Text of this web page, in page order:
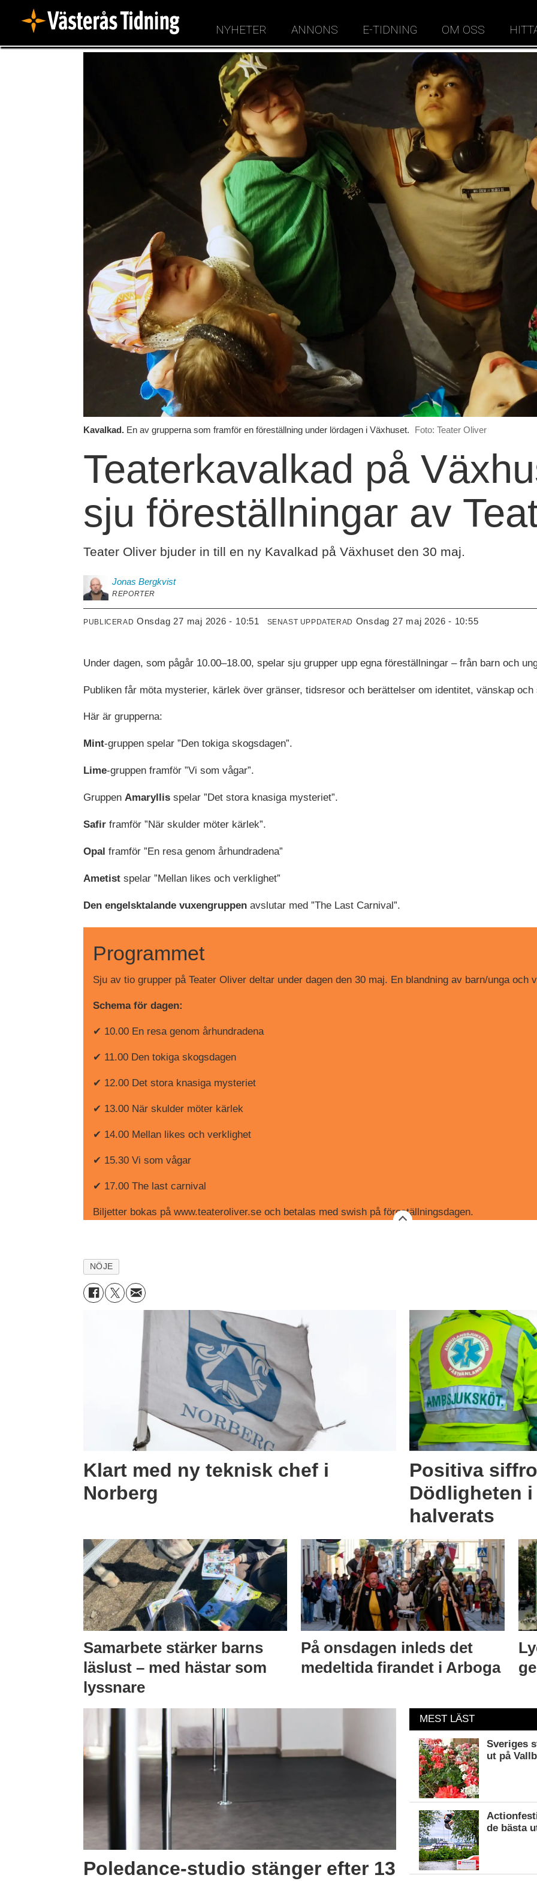
NYHETER ANNONS E-TIDNING OM OSS
Kavalkad. En av grupperna som framför en föreställning under lördagen i Växhuset. Foto: Teater Oliver
Teaterkavalkad på
sju föreställningar av
Teater Oliver bjuder in till en ny Kavalkad på Växhuset den 30 maj.
Jonas Bergkvist
REPORTER
PUBLICERAD onsdag 27 maj 2026 - 10:51 SENAST UPPDATERAD onsdag 27 maj 2026 - 10:55
Under dagen, som pågår 10.00–18.00, spelar sju grupper upp egna föreställningar – från barn och
Publiken får möta mysterier, kärlek över gränser, tidsresor och berättelser om identitet, vänskap och
Här är grupperna:
Mint-gruppen spelar ”Den tokiga skogsdagen”.
Lime-gruppen framför ”Vi som vågar”.
GruppenAmaryllis spelar ”Det stora knasiga mysteriet”.
Safir framför ”När skulder möter kärlek”.
Opal framför ”En resa genom århundradena”
Ametist spelar ”Mellan likes och verklighet”
Den engelsktalande vuxengruppen avslutar med ”The Last Carnival”.
Programmet
Sju av tio grupper på Teater Oliver deltar under dagen den 30 maj. En blandning av barn/unga och
Schema för dagen:
✔ 10.00 En resa genom århundradena
✔ 11.00 Den tokiga skogsdagen
✔ 12.00 Det stora knasiga mysteriet
✔ 13.00 När skulder möter kärlek
✔ 14.00 Mellan likes och verklighet
✔ 15.30 Vi som vågar
✔ 17.00 The last carnival
Biljetter bokas på www.teateroliver.se och betalas med swish på föreställningsdagen.
NÖJE
Klart med ny teknisk chef i
Norberg
Positiva
Dödligheten
halverats
Samarbete stärker barns
läslust – med hästar som
lyssnare
På onsdagen inleds det
medeltida firandet i Arboga
Poledance-studio stänger efter 13
MEST LÄST
Sveriges
ut på
de bästa